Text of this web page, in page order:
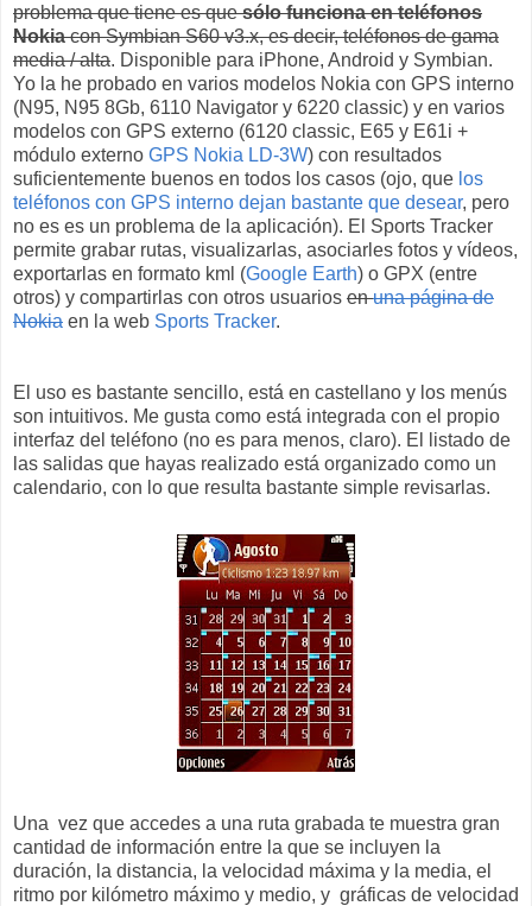
problema que tiene es quesólo funciona en teléfonos
Nokiacon Symbian S60 v3.x, es decir, teléfonos de gama
media / alta. Disponible para iPhone, Android y Symbian.
Yo la he probado en varios modelos Nokia con GPS interno
(N95, N95 8Gb, 6110 Navigator y 6220 classic) y en varios
modelos con GPS externo (6120 classic, E65 y E61i +
módulo externo GPS Nokia LD-3W) con resultados
suficientemente buenos en todos los casos (ojo, que los
teléfonos con GPS interno dejan bastante que desear, pero
no es es un problema de la aplicación). El Sports Tracker
permite grabar rutas, visualizarlas, asociarles fotos y vídeos,
exportarlas en formato kml (Google Earth) o GPX (entre
otros) y compartirlas con otros usuarios enuna página de
Nokia en la web Sports Tracker.
El uso es bastante sencillo, está en castellano y los menús
son intuitivos. Me gusta como está integrada con el propio
interfaz del teléfono (no es para menos, claro). El listado de
las salidas que hayas realizado está organizado como un
calendario, con lo que resulta bastante simple revisarlas.
Una vez que accedes a una ruta grabada te muestra gran
cantidad de información entre la que se incluyen la
duración, la distancia, la velocidad máxima y la media, el
ritmo por kilómetro máximo y medio, y gráficas de velocidad